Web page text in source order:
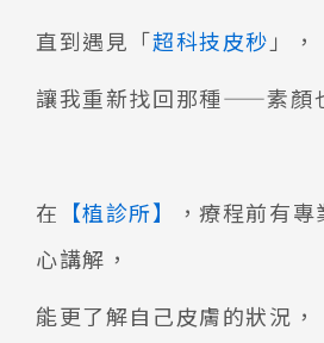
直到遇見「超科技皮秒 」，
讓我重新找回那種——素顏
在 【植診所】
，療程前有
心講解，
能更了解自己皮膚的狀況，